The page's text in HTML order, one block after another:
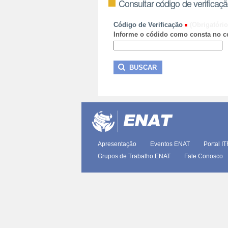
Consultar código de
Código de Verificação
Informe o códido como consta no
Apresentação Eventos ENAT Portal
Grupos de Trabalho ENAT
Fale Conosco